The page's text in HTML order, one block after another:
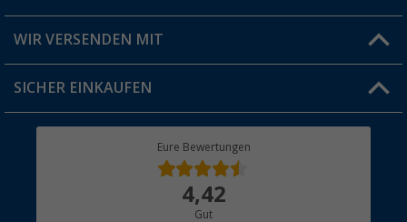
Jobs & Karriere
Versandinformationen
Rücksendung
WIR VERSENDEN MIT
SICHER EINKAUFEN
Eure Bewertungen
4,42
Gut